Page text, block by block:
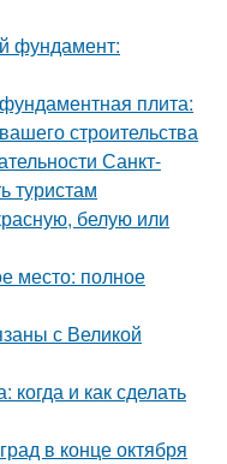
фундамент:
плита:
строительства
Санкт-
туристам
белую или
место: полное
с Великой
и как сделать
в конце октября